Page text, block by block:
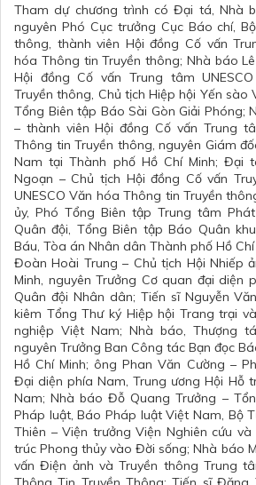
Tham dự chương trình có Đại tá, Nhà
nguyên Phó Cục trưởng Cục Báo chí,
thông, thành viên Hội đồng Cố vấn
hóa Thông tin Truyền thông; Nhà báo
Hội đồng Cố vấn Trung tâm
Truyền thông, Chủ tịch Hiệp hội Yến sào
Tổng Biên tập Báo Sài Gòn Giải Phóng;
– thành viên Hội đồng Cố vấn Trung
Thông tin Truyền thông, nguyên Giám
Nam tại Thành phố Hồ Chí Minh; Đại
Ngoạn – Chủ tịch Hội đồng Cố vấn
UNESCO Văn hóa Thông tin Truyền
ủy, Phó Tổng Biên tập Trung tâm
Quân đội, Tổng Biên tập Báo Quân
Báu, Tòa án Nhân dân Thành phố Hồ
Đoàn Hoài Trung – Chủ tịch Hội Nhiếp
Minh, nguyên Trưởng Cơ quan đại diện
Quân đội Nhân dân; Tiến sĩ Nguyễn
kiêm Tổng Thư ký Hiệp hội Trang trại
nghiệp Việt Nam; Nhà báo, Thượng
nguyên Trưởng Ban Công tác Bạn đọc
Hồ Chí Minh; ông Phan Văn Cường –
Đại diện phía Nam, Trung ương Hội Hỗ
Nam; Nhà báo Đỗ Quang Trưởng –
Pháp luật, Báo Pháp luật Việt Nam, Bộ
Thiên – Viện trưởng Viện Nghiên cứu
trúc Phong thủy vào Đời sống; Nhà báo
vấn Điện ảnh và Truyền thông Trung